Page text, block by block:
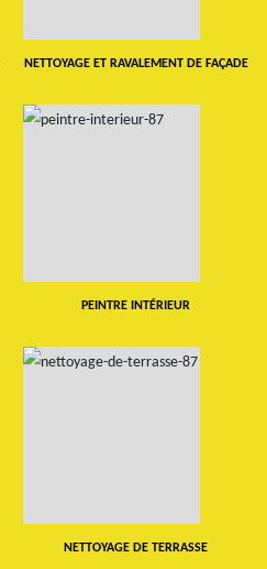
NETTOYAGE ET RAVALEMENT DE FAÇADE
PEINTRE INTÉRIEUR
NETTOYAGE DE TERRASSE